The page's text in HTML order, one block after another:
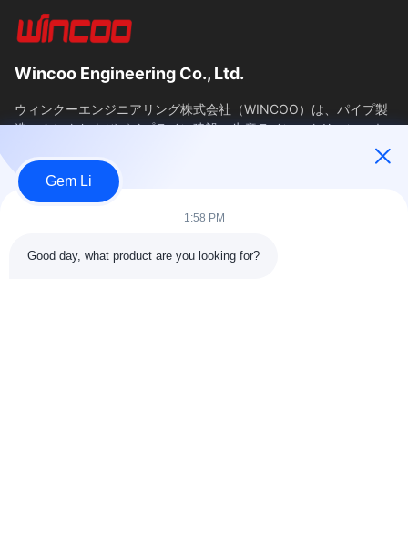
Wincoo Engineering Co., Ltd.
ウィンクーエンジニアリング株式会社（WINCOO）は、パイプ製
造、タンクおよびパイプライン建設、生産ライン、クリーンエネ
ルギープロジェクトのクライアント向けに、カスタマイズされた
ソリューションと機器を提供することに特化しています。当社
は、工具、機械、特殊商品の迅速な供給を保証し、中国における
調...
ホーム
製品
Gem Li
1:58 PM
Good day, what product are you looking for?